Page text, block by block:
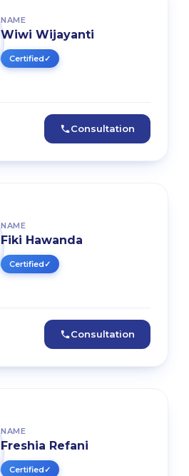
NAME
Wiwi Wijayanti
Certified✓
Consultation
NAME
Fiki Hawanda
Certified✓
Consultation
NAME
Freshia Refani
Certified✓